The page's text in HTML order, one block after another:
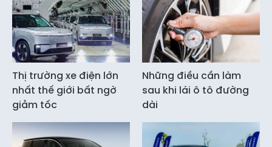
Thị trường xe điện lớn
nhất thế giới bất ngờ
giảm tốc
Những điều cần làm
sau khi lái ô tô đường
dài